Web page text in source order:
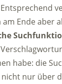
Ende aber
habe: die
nur über